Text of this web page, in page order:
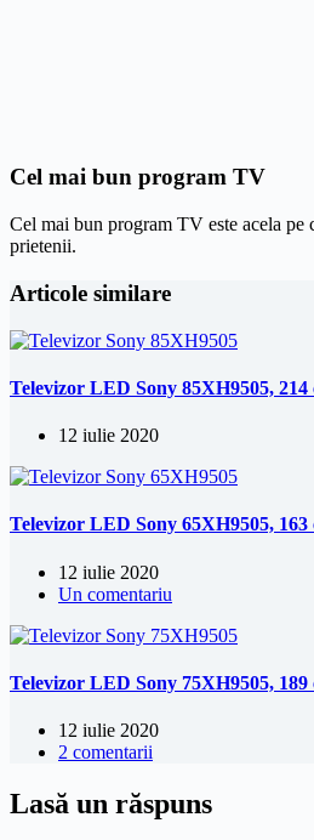
Cel mai bun program TV
Cel mai bun program TV este acela pe
prietenii.
Articole similare
Televizor LED Sony 85XH9505,
12 iulie 2020
Televizor LED Sony 65XH9505,
12 iulie 2020
Un comentariu
Televizor LED Sony 75XH9505,
12 iulie 2020
2 comentarii
Lasă un răspuns